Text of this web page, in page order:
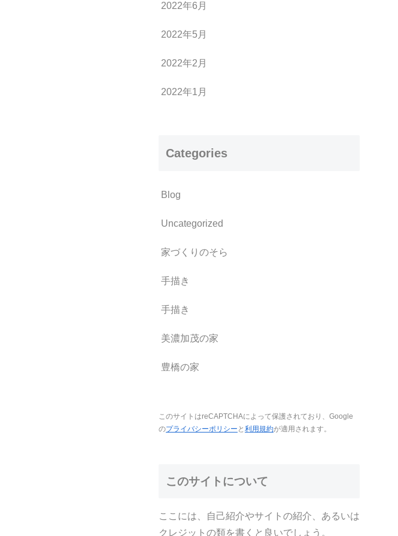
2022年6月
2022年5月
2022年2月
2022年1月
Categories
Blog
Uncategorized
家づくりのそら
手描き
手描き
美濃加茂の家
豊橋の家
このサイトはreCAPTCHAによって保護されており、Google
のプライバシーポリシー と 利用規約が適用されます。
このサイトについて
ここには、自己紹介やサイトの紹介、あるいは
クレジットの類を書くと良いでしょう。